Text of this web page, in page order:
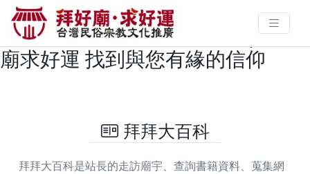
拜拜求籤全攻略：如何正確提問與
解籤，找到神明給你的答案 | 拜好
廟求好運 找到與您有緣的信仰
拜拜大百科
拜拜大百科是站長的走訪廟宇、查詢書籍資料、蒐集網